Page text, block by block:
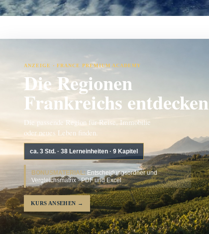
ANZEIGE · FRANCE PREMIUM ACADEMY
Die Regionen
Frankreichs entdecken
Die passende Region für Reise, Immobilie
oder neues Leben finden.
ca. 3 Std. · 38 Lerneinheiten · 9 Kapitel
BONUSMATERIAL: Entscheidungsordner und
Vergleichsmatrix · PDF und Excel
KURS ANSEHEN →